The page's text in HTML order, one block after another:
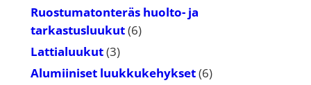
Ruostumatonteräs huolto- ja
tarkastusluukut 66
Lattialuukut 33
tuotetta
Alumiiniset luukkukehykset 66